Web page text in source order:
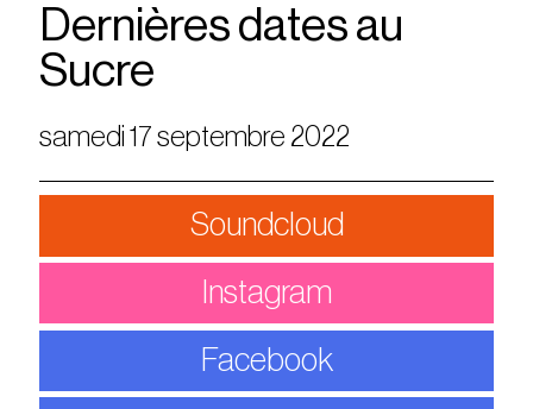
Dernières dates au
Sucre
samedi 17 septembre 2022
Soundcloud
Instagram
Facebook